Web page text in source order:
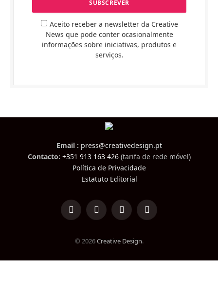
Aceito receber a newsletter da Creative
News que pode conter ocasionalmente
informações sobre iniciativas, produtos e
serviços.
Email : press@creativedesign.pt
Contacto: +351 913 163 426(tarifa de rede móvel)
Política de Privacidade
Estatuto Editorial
LinkedInFacebookInstagramTikTok
© 2026Creative Design.